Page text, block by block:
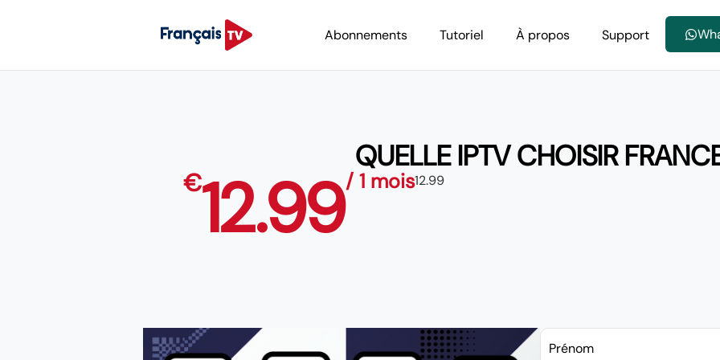
Abonnements Tutoriel À propos Support
QUELLE IPTV CHOISIR
€12.99/ 1 mois12.99
Prénom